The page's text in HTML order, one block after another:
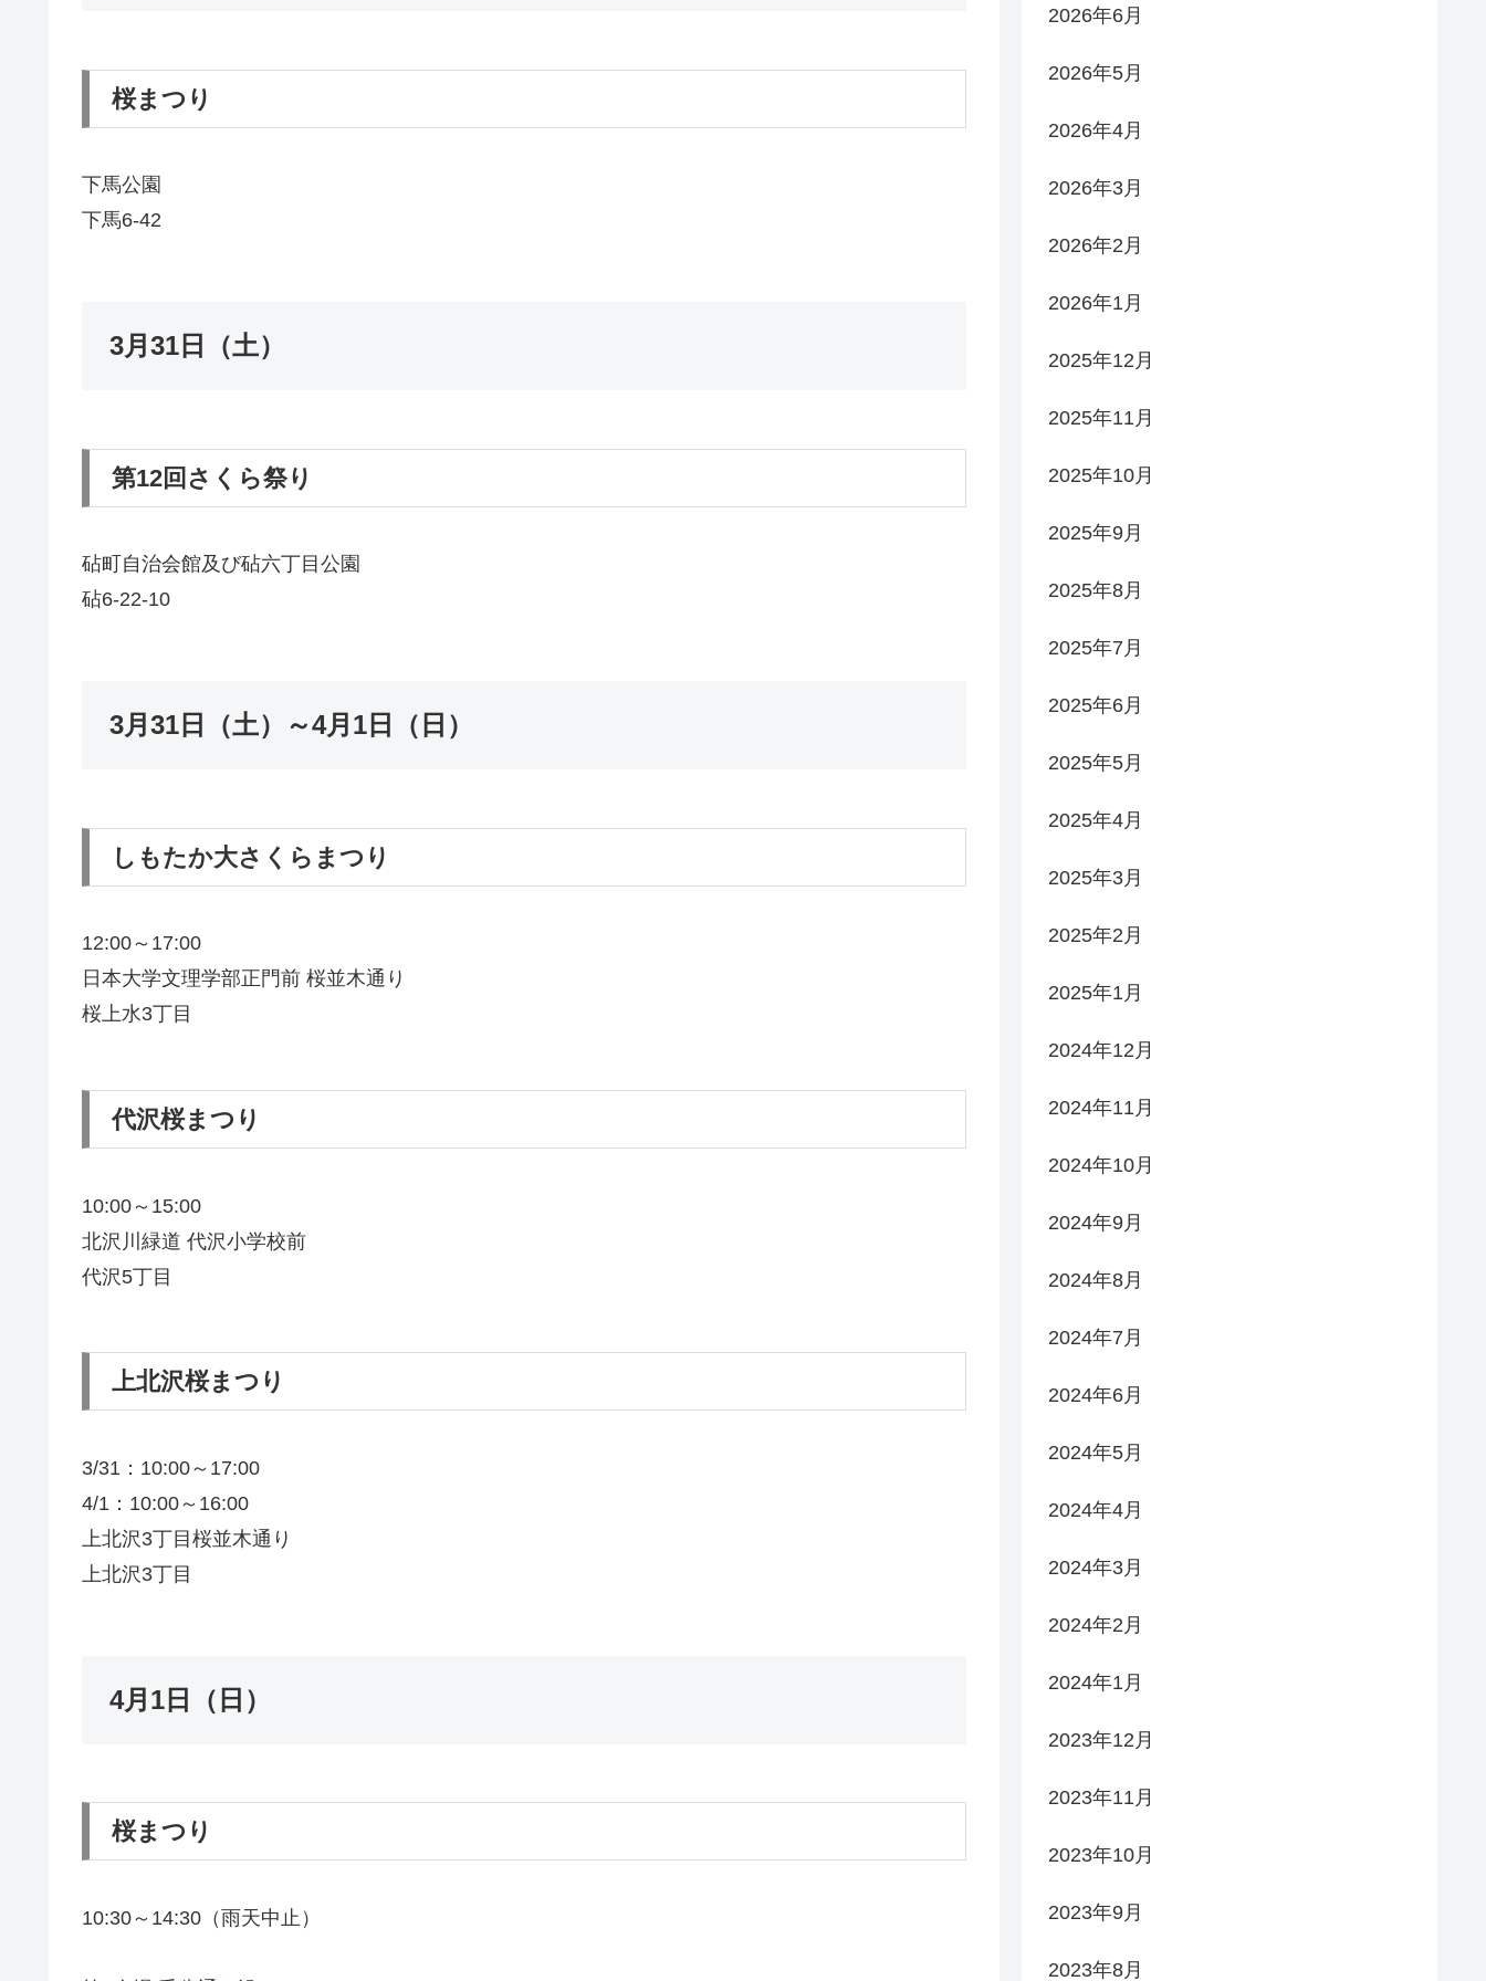
桜まつり
下馬公園
下馬6-42
3月31日（土）
第12回さくら祭り
砧町自治会館及び砧六丁目公園
砧6-22-10
3月31日（土）～4月1日（日）
しもたか大さくらまつり
12:00～17:00
日本大学文理学部正門前 桜並木通り
桜上水3丁目
代沢桜まつり
10:00～15:00
北沢川緑道 代沢小学校前
代沢5丁目
上北沢桜まつり
3/31：10:00～17:00
4/1：10:00～16:00
上北沢3丁目桜並木通り
上北沢3丁目
4月1日（日）
桜まつり
10:30～14:30（雨天中止）
2026年6月
2026年5月
2026年4月
2026年3月
2026年2月
2026年1月
2025年12月
2025年11月
2025年10月
2025年9月
2025年8月
2025年7月
2025年6月
2025年5月
2025年4月
2025年3月
2025年2月
2025年1月
2024年12月
2024年11月
2024年10月
2024年9月
2024年8月
2024年7月
2024年6月
2024年5月
2024年4月
2024年3月
2024年2月
2024年1月
2023年12月
2023年11月
2023年10月
2023年9月
2023年8月